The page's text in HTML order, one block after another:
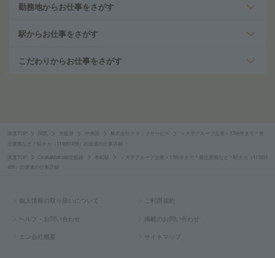
勤務地からお仕事をさがす
駅からお仕事をさがす
こだわりからお仕事をさがす
派遣TOP 大阪府 中央区 株式会社スタッフサービス
＜大手グループ企業＞17時半まで＊発
注業務など＊駅チカ（111651459）の派遣の仕事詳細
派遣TOP OsakaMetro御堂筋線 本町駅
＜大手グループ企業＞17時半まで＊発注業務など＊駅チカ（111651
459）の派遣の仕事詳細
個人情報の取り扱いについて ご利用規約
ヘルプ・お問い合わせ 掲載のお問い合わせ
エン会社概要 サイトマップ